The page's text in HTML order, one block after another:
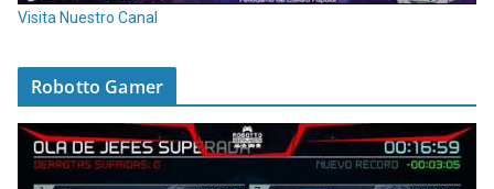
Visita Nuestro Canal
Robotto Gamer